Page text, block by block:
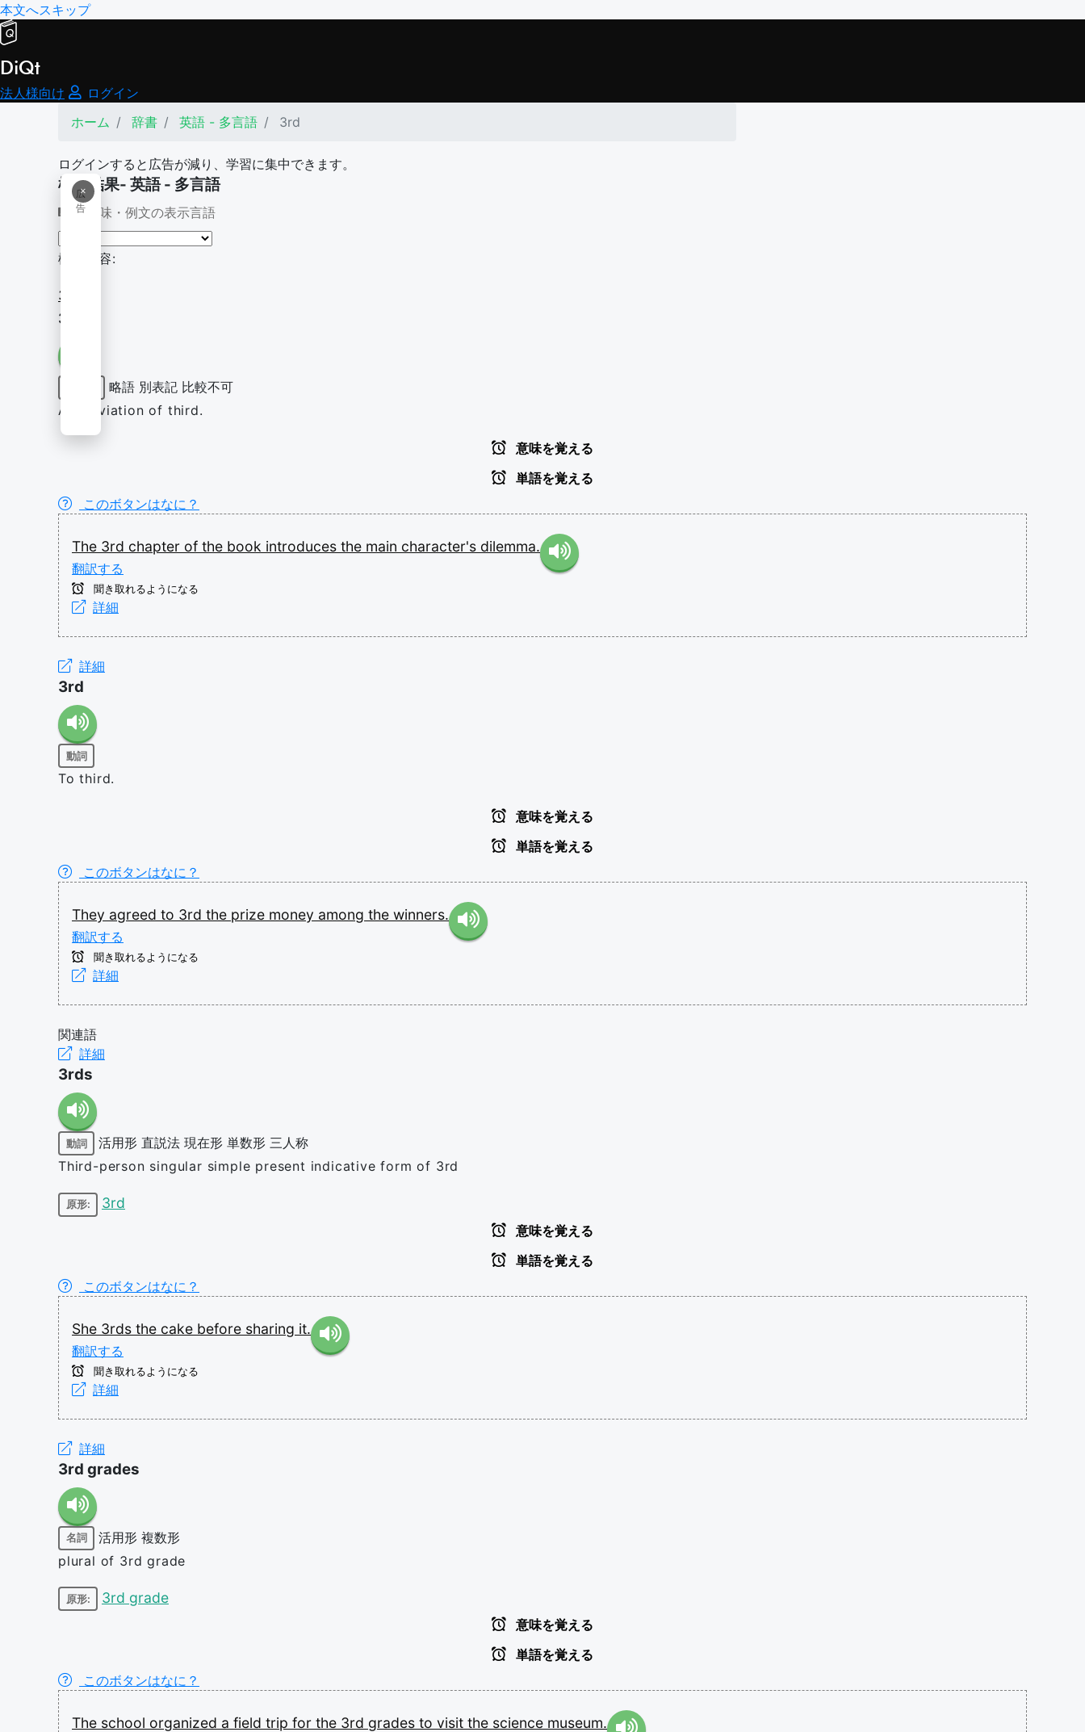
本文へスキップ
DiQt
法人様向け
ログイン
ホーム
辞書 英語 - 多言語 3rd
ログインすると広告が減り、学習に集中できます。
×
広
告
検索結果- 英語 - 多言語
意味・例文の表示言語
検索内容:
3rd
3rd
略語 別表記 比較不可
Abbreviation of third.
意味を覚える
単語を覚える
このボタンはなに？
The 3rd chapter of the book introduces the main character's dilemma.
翻訳する
聞き取れるようになる
詳細
詳細
3rd
動詞
To third.
意味を覚える
単語を覚える
このボタンはなに？
They agreed to 3rd the prize money among the winners.
翻訳する
聞き取れるようになる
詳細
関連語
詳細
3rds
動詞 活用形 直説法 現在形 単数形 三人称
Third-person singular simple present indicative form of 3rd
原形: 3rd
意味を覚える
単語を覚える
このボタンはなに？
She 3rds the cake before sharing it.
翻訳する
聞き取れるようになる
詳細
詳細
3rd grades
名詞 活用形 複数形
plural of 3rd grade
原形: 3rd grade
意味を覚える
単語を覚える
このボタンはなに？
The school organized a field trip for the 3rd grades to visit the science museum.